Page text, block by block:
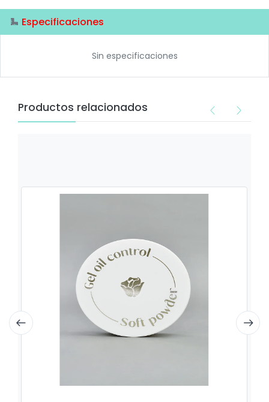
Especificaciones
Sin especificaciones
Productos relacionados